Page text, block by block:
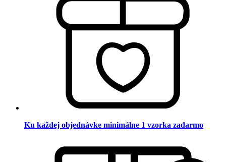
Ku každej objednávke minimálne 1 vzorka zadarmo